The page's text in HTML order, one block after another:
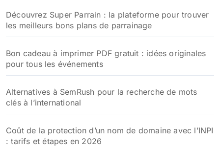
e
r
Découvrez Super Parrain : la plateforme pour trouver
les meilleurs bons plans de parrainage
Bon cadeau à imprimer PDF gratuit : idées originales
pour tous les événements
Alternatives à SemRush pour la recherche de mots
clés à l’international
Coût de la protection d’un nom de domaine avec l’INPI
: tarifs et étapes en 2026